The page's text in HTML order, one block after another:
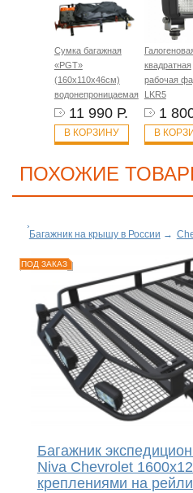
Сумка багажная
«PGT»
(160х110х46см)
водонепроницаемая
11 990 Р.
В КОРЗИНУ
квадратная
рабочая
LKR5
1
В
ПОХОЖИЕ
Багажник на крышу в России →
ПОД ЗАКАЗ
Багажник
Niva Chevrolet
креплениями на